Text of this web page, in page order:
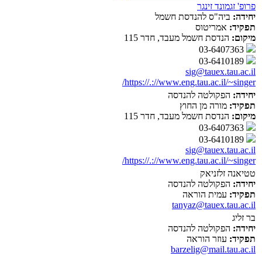
פרופ' זגמונד זינגר
יחידה: ביה"ס להנדסת חשמל
תפקיד: אמריטוס
מיקום: הנדסת חשמל מעבד, חדר 115
sig@tauex.tau.ac.il
https://.://www.eng.tau.ac.il/~singer/
יחידה: הפקולטה להנדסה
תפקיד: מורה מן החוץ
מיקום: הנדסת חשמל מעבד, חדר 115
sig@tauex.tau.ac.il
https://.://www.eng.tau.ac.il/~singer/
טטיאנה זלזניאק
יחידה: הפקולטה להנדסה
תפקיד: עמית הוראה
tanyaz@tauex.tau.ac.il
בר זליג
יחידה: הפקולטה להנדסה
תפקיד: עוזר הוראה
barzelig@mail.tau.ac.il